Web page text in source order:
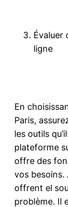
Évaluer
ligne
En
Paris,
les outils
plateforme
offre des
vos besoins.
offrent el
problème. Il